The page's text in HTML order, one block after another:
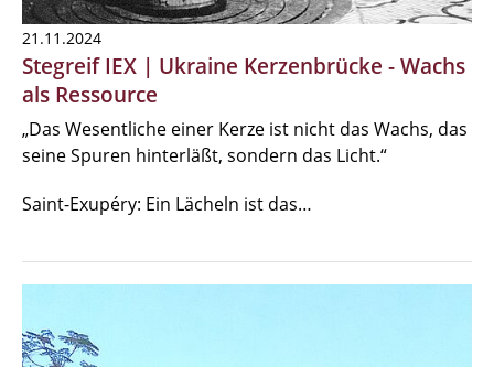
21.11.2024
Stegreif IEX | Ukraine Kerzenbrücke - Wachs
als Ressource
„Das Wesentliche einer Kerze ist nicht das Wachs, das
seine Spuren hinterläßt, sondern das Licht.“
Saint-Exupéry: Ein Lächeln ist das…